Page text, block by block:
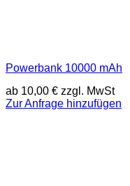
Powerbank 10000 mAh
ab 10,00 € zzgl. MwSt
Zur Anfrage hinzufügen